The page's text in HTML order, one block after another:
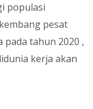
populasi
pesat
pada tahun 2020 ,
kerja akan